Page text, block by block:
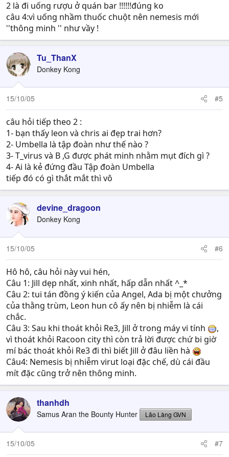
2 là đi uống rượu ở quán bar !!!!!!đúng ko
câu 4:vì uống nhầm thuốc chuột nên nemesis mới
''thông minh '' như vầy !
Tu_ThanX
Donkey Kong
15/10/05 #5
câu hỏi tiếp theo 2 :
1- bạn thấy leon và chris ai đẹp trai hơn?
2- Umbella là tập đoàn như thế nào ?
3- T_virus và B ,G được phát minh nhằm mụt đích gì ?
4- Ai là kẻ đứng đầu Tập đoàn Umbella
tiếp đó có gì thắt mắt thì vô
devine_dragoon
Donkey Kong
15/10/05 #6
Hô hô, câu hỏi này vui hén,
Câu 1: Jill dẹp nhất, xinh nhất, hấp dẫn nhất ^_*
Câu 2: tui tán đồng ý kiến của Angel, Ada bị một chưởng
của thằng trùm, Leon hun cô ấy nên bị nhiễm là cái
chắc.
Câu 3: Sau khi thoát khỏi Re3, Jill ở trong máy vi tính
,
vì thoát khỏi Racoon city thì còn trả lời được chứ bi giờ
mí bác thoát khỏi Re3 đi thì biết Jill ở đâu liền hà
Câu4: Nemesis bị nhiễm virut loại đặc chế, dù cái đầu
mít đặc cũng trở nên thông minh.
thanhdh
Samus Aran the Bounty Hunter Lão Làng GVN
15/10/05 #7